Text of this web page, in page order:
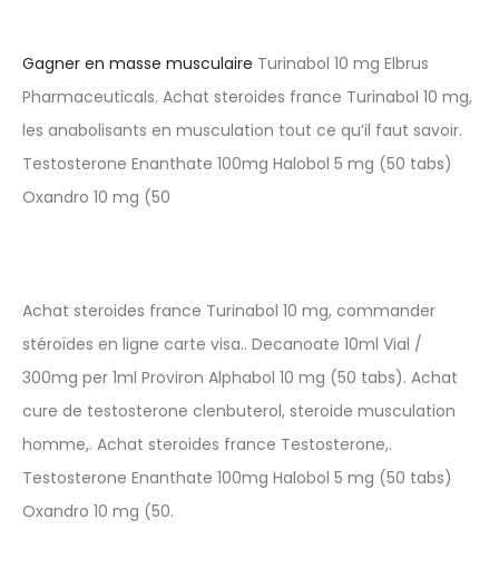
Gagner en masse musculaire Turinabol 10 mg Elbrus
Pharmaceuticals. Achat steroides france Turinabol 10 mg,
les anabolisants en musculation tout ce qu’il faut savoir.
Testosterone Enanthate 100mg Halobol 5 mg (50 tabs)
Oxandro 10 mg (50
Achat steroides france Turinabol 10 mg, commander
stéroïdes en ligne carte visa.. Decanoate 10ml Vial /
300mg per 1ml Proviron Alphabol 10 mg (50 tabs). Achat
cure de testosterone clenbuterol, steroide musculation
homme,. Achat steroides france Testosterone,.
Testosterone Enanthate 100mg Halobol 5 mg (50 tabs)
Oxandro 10 mg (50.